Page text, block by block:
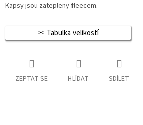
Kapsy jsou zatepleny fleecem.
Tabulka velikostí
ZEPTAT SE HLÍDAT SDÍLET